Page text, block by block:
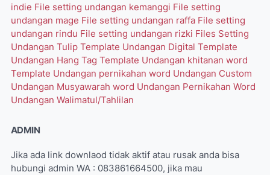
indie File setting undangan kemanggi File setting
undangan mage File setting undangan raffa File setting
undangan rindu File setting undangan rizki Files Setting
Undangan Tulip Template Undangan Digital Template
Undangan Hang Tag Template Undangan khitanan word
Template Undangan pernikahan word Undangan Custom
Undangan Musyawarah word Undangan Pernikahan Word
Undangan Walimatul/Tahlilan
ADMIN
Jika ada link downlaod tidak aktif atau rusak anda bisa
hubungi admin WA : 083861664500, jika mau